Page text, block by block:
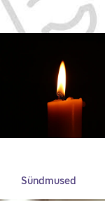
Sündmused